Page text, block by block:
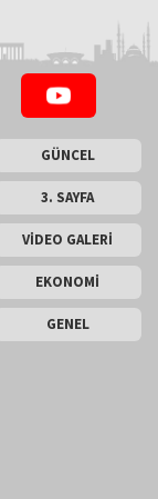
GÜNCEL
3. SAYFA
VİDEO GALERİ
EKONOMİ
GENEL